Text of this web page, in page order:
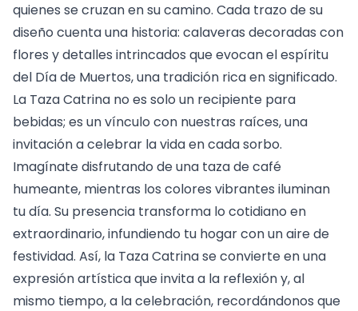
quienes se cruzan en su camino. Cada trazo de su
diseño cuenta una historia: calaveras decoradas con
flores y detalles intrincados que evocan el espíritu
del Día de Muertos, una tradición rica en significado.
La Taza Catrina no es solo un recipiente para
bebidas; es un vínculo con nuestras raíces, una
invitación a celebrar la vida en cada sorbo.
Imagínate disfrutando de una taza de café
humeante, mientras los colores vibrantes iluminan
tu día. Su presencia transforma lo cotidiano en
extraordinario, infundiendo tu hogar con un aire de
festividad. Así, la Taza Catrina se convierte en una
expresión artística que invita a la reflexión y, al
mismo tiempo, a la celebración, recordándonos que